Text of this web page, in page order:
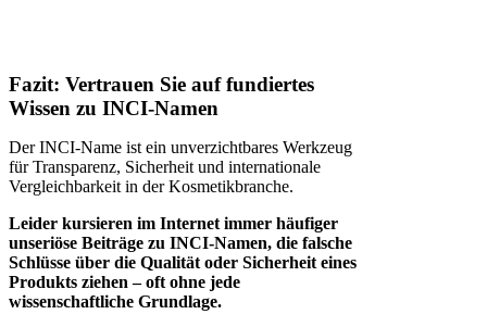
Fazit: Vertrauen Sie auf fundiertes
Wissen zu INCI-Namen
Der INCI-Name ist ein unverzichtbares Werkzeug
für Transparenz, Sicherheit und internationale
Vergleichbarkeit in der Kosmetikbranche.
Leider kursieren im Internet immer häufiger
unseriöse Beiträge zu INCI-Namen, die falsche
Schlüsse über die Qualität oder Sicherheit eines
Produkts ziehen – oft ohne jede
wissenschaftliche Grundlage.